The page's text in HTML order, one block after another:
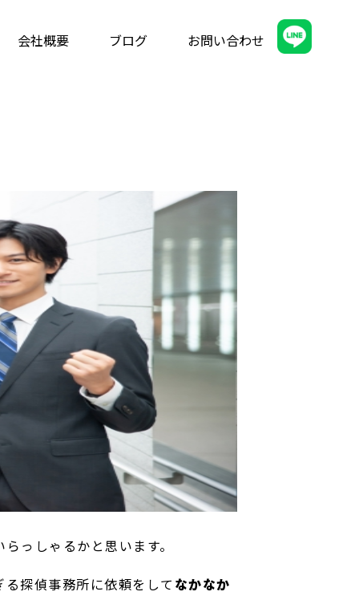
会社概要 ブログ お問い合わせ
っしゃるかと思います。
探偵事務所に依頼をして なかなか